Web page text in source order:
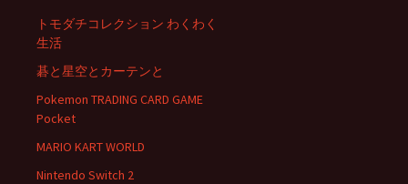
トモダチコレクション わくわく
生活
碁と星空とカーテンと
Pokemon TRADING CARD GAME
Pocket
MARIO KART WORLD
Nintendo Switch 2